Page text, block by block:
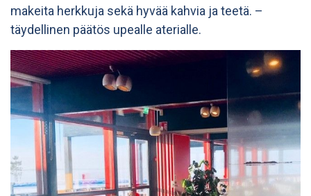
makeita herkkuja sekä hyvää kahvia ja teetä. –
täydellinen päätös upealle aterialle.